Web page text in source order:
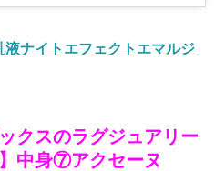
ナイトエフェクトエマルジ
クスのラグジュアリー
中身⑦アクセーヌ